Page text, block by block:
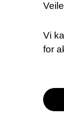
Vi
for